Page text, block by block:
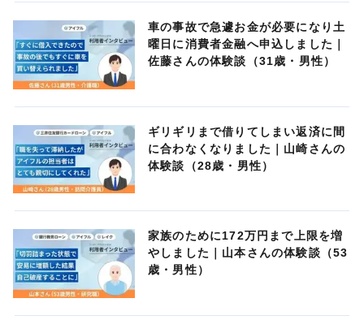
車の事故で急遽お金が必要になり土
曜日に消費者金融へ申込しました｜
佐藤さんの体験談（31歳・男性）
ギリギリまで借りてしまい返済に間
に合わなくなりました｜山崎さんの
体験談（28歳・男性）
家族のために172万円まで上限を増
やしました｜山本さんの体験談（53
歳・男性）